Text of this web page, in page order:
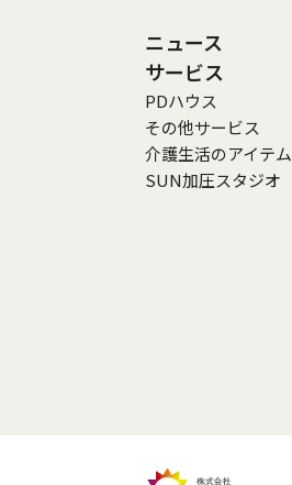
ニュース
サービス
PDハウス
その他サービス
介護生活のアイテム
SUN加圧スタジオ